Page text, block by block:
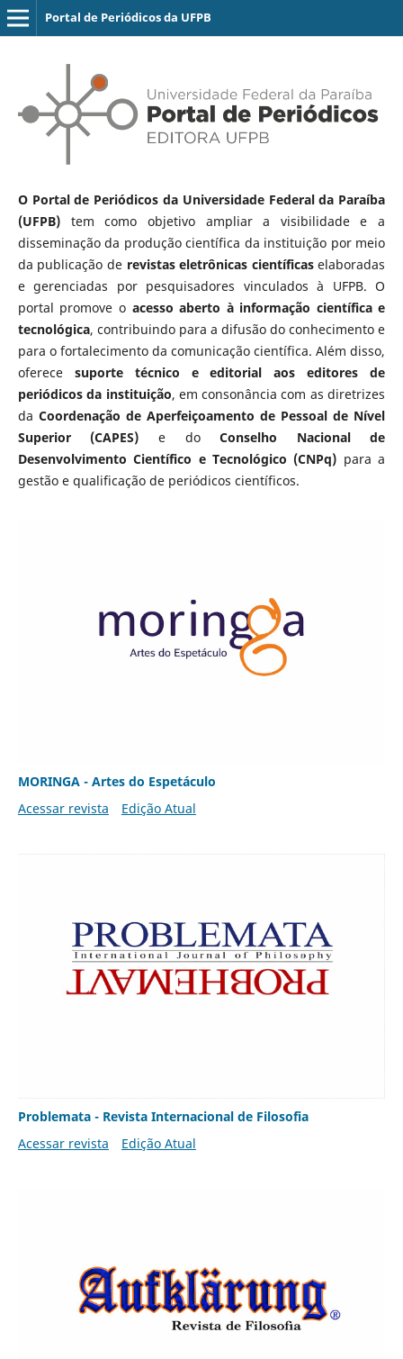
Portal de Periódicos da UFPB
O Portal de Periódicos da Universidade Federal da Paraíba
(UFPB)tem como objetivo ampliar a visibilidade e a
disseminação da produção científica da instituição por meio
da publicação de revistas eletrônicas científicaselaboradas
e gerenciadas por pesquisadores vinculados à UFPB. O
portal promove o acesso aberto à informação científica e
tecnológica, contribuindo para a difusão do conhecimento e
para o fortalecimento da comunicação científica. Além disso,
oferece suporte técnico e editorial aos editores de
periódicos da instituição, em consonância com as diretrizes
da Coordenação de Aperfeiçoamento de Pessoal de Nível
Superior (CAPES) e doConselho Nacional de
Desenvolvimento Científico e Tecnológico (CNPq) para a
gestão e qualificação de periódicos científicos.
MORINGA - Artes do Espetáculo
Acessar revista
Edição Atual
Problemata - Revista Internacional de Filosofia
Acessar revista
Edição Atual